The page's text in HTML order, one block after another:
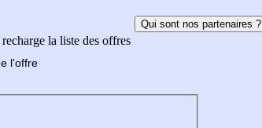
la liste des offres
Qui sont nos partenaires ?
l'offre